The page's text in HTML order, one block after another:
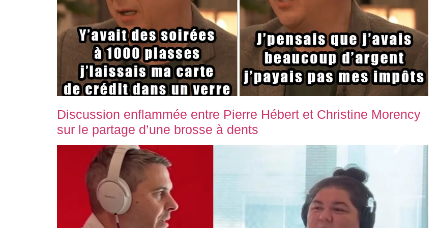
Discussion enflammée entre Pierre Hébert et Christine Morency
sur le partage d’une brosse à dents